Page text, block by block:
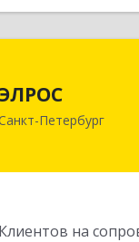
Петербург
Клиентов на